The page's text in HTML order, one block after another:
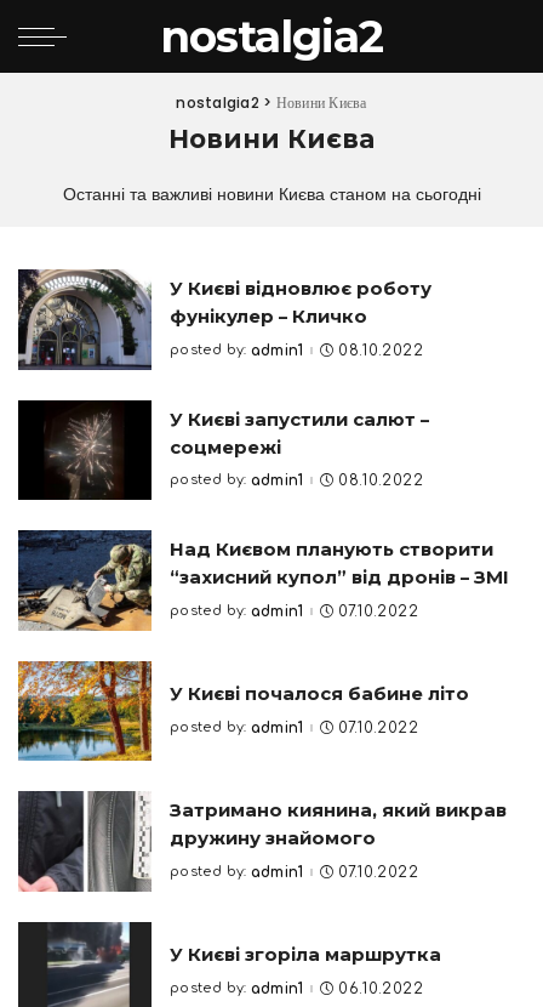
nostalgia2
nostalgia2 > Новини Києва
Новини Києва
Останні та важливі новини Києва станом на сьогодні
У Києві відновлює роботу
фунікулер – Кличко
Posted
posted by: admin1 08.10.2022
У Києві запустили салют –
соцмережі
Posted
posted by: admin1 08.10.2022
Над Києвом планують створити
“захисний купол” від дронів – ЗМІ
Posted
posted by: admin1 07.10.2022
У Києві почалося бабине літо
Posted
posted by: admin1 07.10.2022
Затримано киянина, який викрав
дружину знайомого
Posted
posted by: admin1 07.10.2022
У Києві згоріла маршрутка
Posted
posted by: admin1 06.10.2022